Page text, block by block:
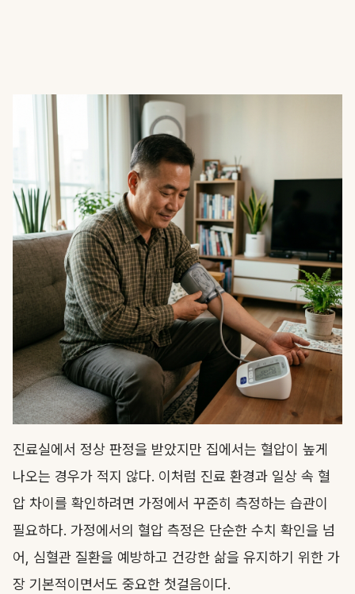
진료실에서 정상 판정을 받았지만 집에서는 혈압이 높게
나오는 경우가 적지 않다. 이처럼 진료 환경과 일상 속 혈
압 차이를 확인하려면 가정에서 꾸준히 측정하는 습관이
필요하다. 가정에서의 혈압 측정은 단순한 수치 확인을 넘
어, 심혈관 질환을 예방하고 건강한 삶을 유지하기 위한 가
장 기본적이면서도 중요한 첫걸음이다.